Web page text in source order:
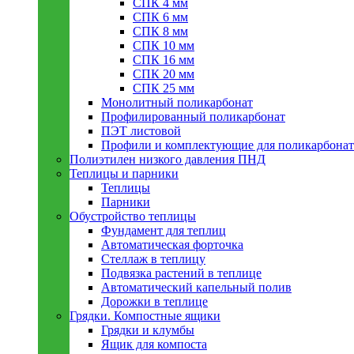
СПК 6 мм
СПК 8 мм
СПК 10 мм
СПК 16 мм
СПК 20 мм
СПК 25 мм
Монолитный поликарбонат
Профилированный поликарбонат
ПЭТ листовой
Профили и комплектующие для
Полиэтилен низкого давления ПНД
Теплицы и парники
Теплицы
Парники
Обустройство теплицы
Фундамент для теплиц
Автоматическая форточка
Стеллаж в теплицу
Подвязка растений в теплице
Автоматический капельный полив
Дорожки в теплице
Грядки. Компостные ящики
Грядки и клумбы
Ящик для компоста